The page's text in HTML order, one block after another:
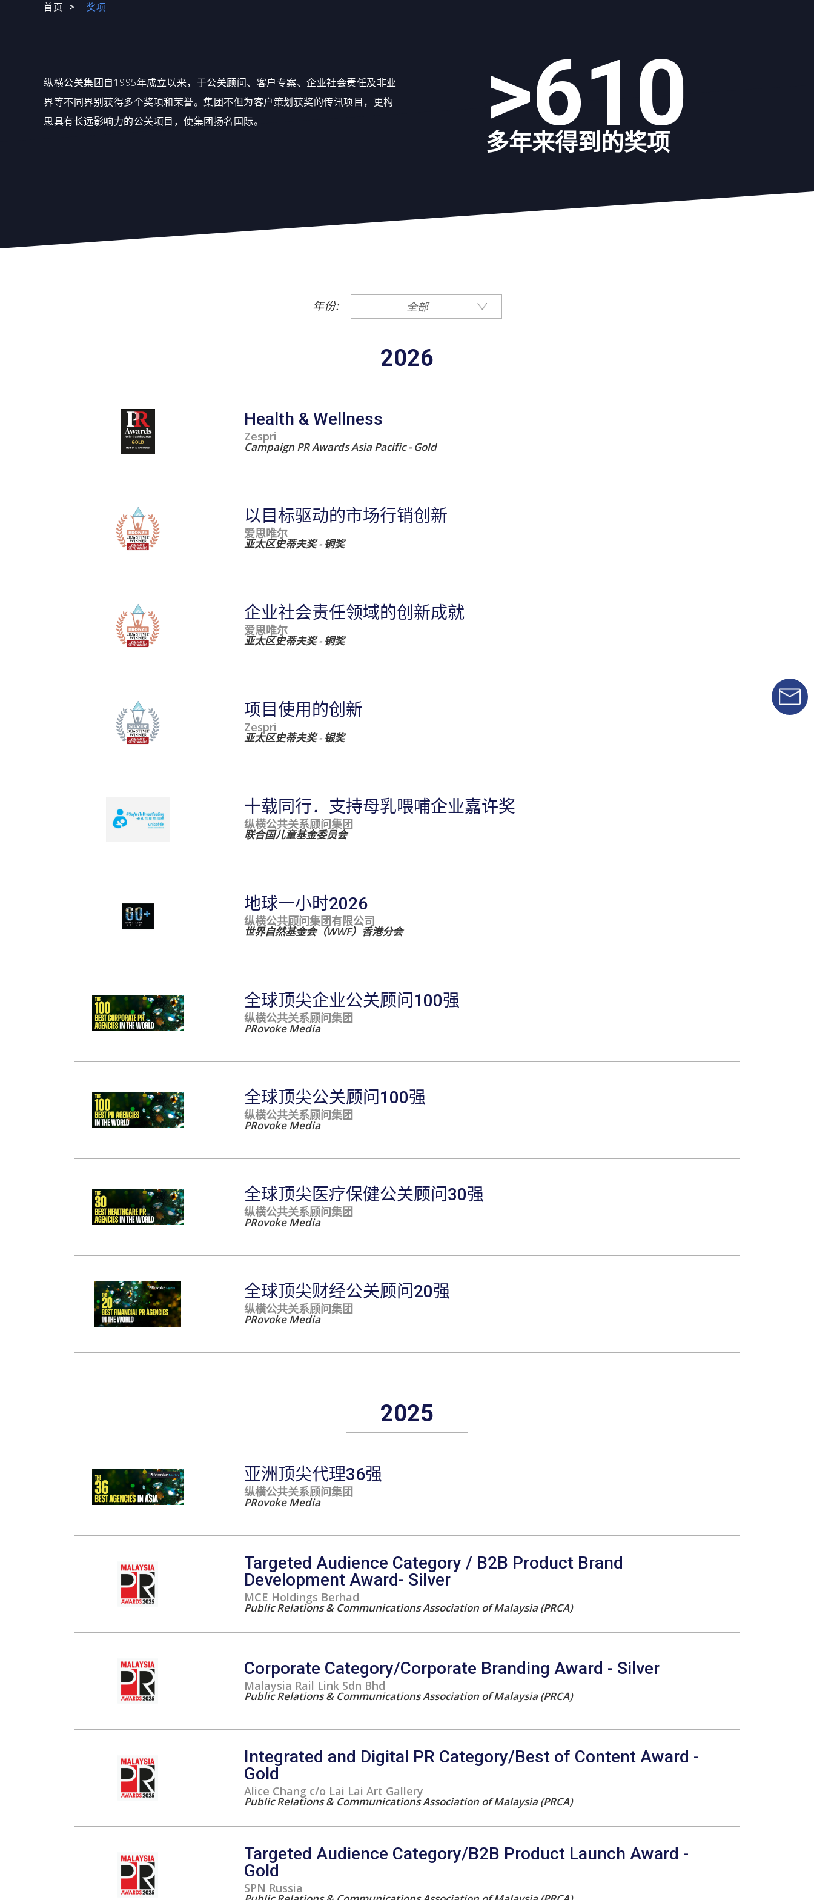
首页 奖项
纵横公关集团自1995年成立以来，于公关顾问、客户专案、企业社会责任及非业
界等不同界别获得多个奖项和荣誉。集团不但为客户策划获奖的传讯项目，更构
思具有长远影响力的公关项目，使集团扬名国际。
>610
多年来得到的奖项
年份: 全部
2026
Health & Wellness
Zespri
Campaign PR Awards Asia Pacific - Gold
以目标驱动的市场行销创新
爱思唯尔
亚太区史蒂夫奖 - 铜奖
企业社会责任领域的创新成就
爱思唯尔
亚太区史蒂夫奖 - 铜奖
项目使用的创新
Zespri
亚太区史蒂夫奖 - 银奖
十载同行．支持母乳喂哺企业嘉许奖
纵横公共关系顾问集团
联合国儿童基金委员会
地球一小时2026
纵横公共顾问集团有限公司
世界自然基金会（WWF）香港分会
全球顶尖企业公关顾问100强
纵横公共关系顾问集团
PRovoke Media
全球顶尖公关顾问100强
纵横公共关系顾问集团
PRovoke Media
全球顶尖医疗保健公关顾问30强
纵横公共关系顾问集团
PRovoke Media
全球顶尖财经公关顾问20强
纵横公共关系顾问集团
PRovoke Media
2025
亚洲顶尖代理36强
纵横公共关系顾问集团
PRovoke Media
Targeted Audience Category / B2B Product Brand
Development Award- Silver
MCE Holdings Berhad
Public Relations & Communications Association of Malaysia (PRCA)
Corporate Category/Corporate Branding Award - Silver
Malaysia Rail Link Sdn Bhd
Public Relations & Communications Association of Malaysia (PRCA)
Integrated and Digital PR Category/Best of Content Award -
Gold
Alice Chang c/o Lai Lai Art Gallery
Public Relations & Communications Association of Malaysia (PRCA)
Targeted Audience Category/B2B Product Launch Award -
Gold
SPN Russia